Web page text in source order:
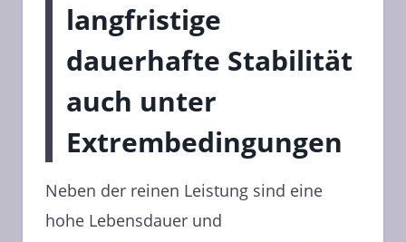
langfristige
dauerhafte Stabilität
auch unter
Extrembedingungen
Neben der reinen Leistung sind eine
hohe Lebensdauer und